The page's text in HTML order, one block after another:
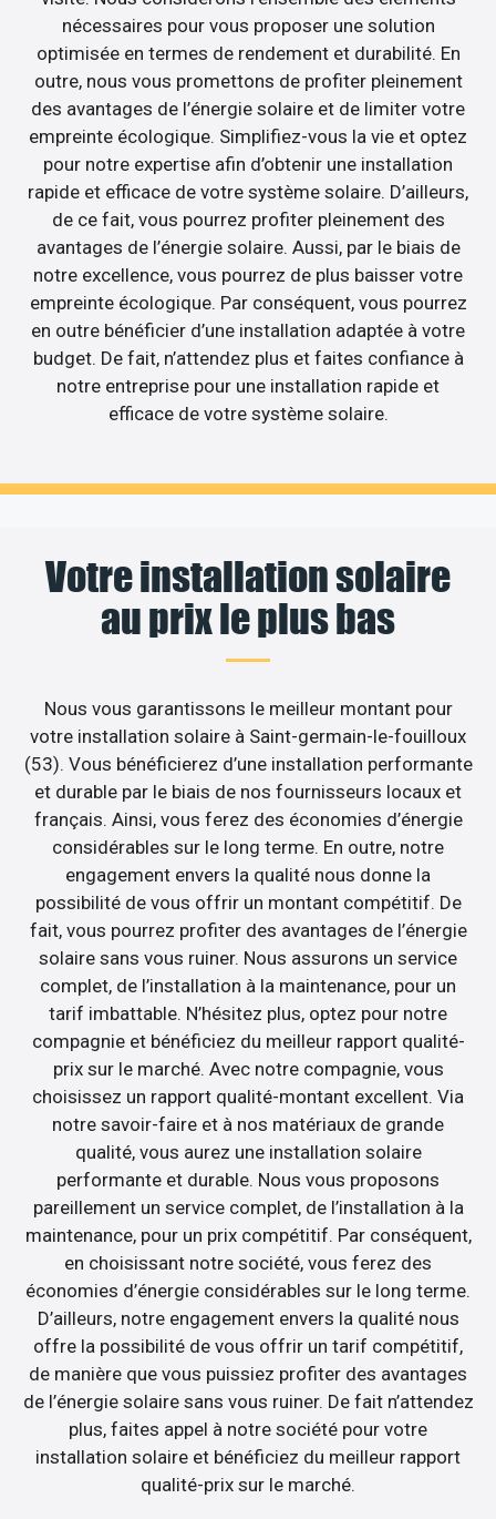
nécessaires pour vous proposer une solution
optimisée en termes de rendement et durabilité. En
outre, nous vous promettons de profiter pleinement
des avantages de l’énergie solaire et de limiter votre
empreinte écologique. Simplifiez-vous la vie et optez
pour notre expertise afin d’obtenir une installation
rapide et efficace de votre système solaire. D’ailleurs,
de ce fait, vous pourrez profiter pleinement des
avantages de l’énergie solaire. Aussi, par le biais de
notre excellence, vous pourrez de plus baisser votre
empreinte écologique. Par conséquent, vous pourrez
en outre bénéficier d’une installation adaptée à votre
budget. De fait, n’attendez plus et faites confiance à
notre entreprise pour une installation rapide et
efficace de votre système solaire.
Votre installation solaire
au prix le plus bas
Nous vous garantissons le meilleur montant pour
votre installation solaire à Saint-germain-le-fouilloux
(53). Vous bénéficierez d’une installation performante
et durable par le biais de nos fournisseurs locaux et
français. Ainsi, vous ferez des économies d’énergie
considérables sur le long terme. En outre, notre
engagement envers la qualité nous donne la
possibilité de vous offrir un montant compétitif. De
fait, vous pourrez profiter des avantages de l’énergie
solaire sans vous ruiner. Nous assurons un service
complet, de l’installation à la maintenance, pour un
tarif imbattable. N’hésitez plus, optez pour notre
compagnie et bénéficiez du meilleur rapport qualité-
prix sur le marché. Avec notre compagnie, vous
choisissez un rapport qualité-montant excellent. Via
notre savoir-faire et à nos matériaux de grande
qualité, vous aurez une installation solaire
performante et durable. Nous vous proposons
pareillement un service complet, de l’installation à la
maintenance, pour un prix compétitif. Par conséquent,
en choisissant notre société, vous ferez des
économies d’énergie considérables sur le long terme.
D’ailleurs, notre engagement envers la qualité nous
offre la possibilité de vous offrir un tarif compétitif,
de manière que vous puissiez profiter des avantages
de l’énergie solaire sans vous ruiner. De fait n’attendez
plus, faites appel à notre société pour votre
installation solaire et bénéficiez du meilleur rapport
qualité-prix sur le marché.